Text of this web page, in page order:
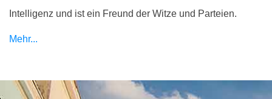
Intelligenz und ist ein Freund der Witze und Parteien.
Mehr...